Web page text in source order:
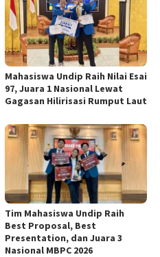
Mahasiswa Undip Raih Nilai Esai
97, Juara 1 Nasional Lewat
Gagasan Hilirisasi Rumput Laut
Tim Mahasiswa Undip Raih
Best Proposal, Best
Presentation, dan Juara 3
Nasional MBPC 2026